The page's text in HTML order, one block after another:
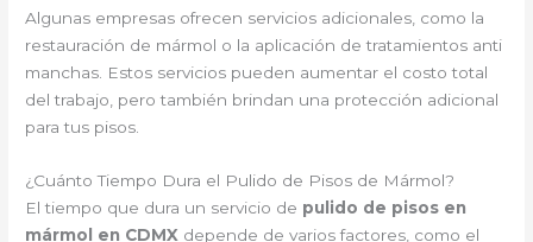
Algunas empresas ofrecen servicios adicionales, como la
restauración de mármol o la aplicación de tratamientos anti
manchas. Estos servicios pueden aumentar el costo total
del trabajo, pero también brindan una protección adicional
para tus pisos.
¿Cuánto Tiempo Dura el Pulido de Pisos de Mármol?
El tiempo que dura un servicio de pulido de pisos en
mármol en CDMX depende de varios factores, como el